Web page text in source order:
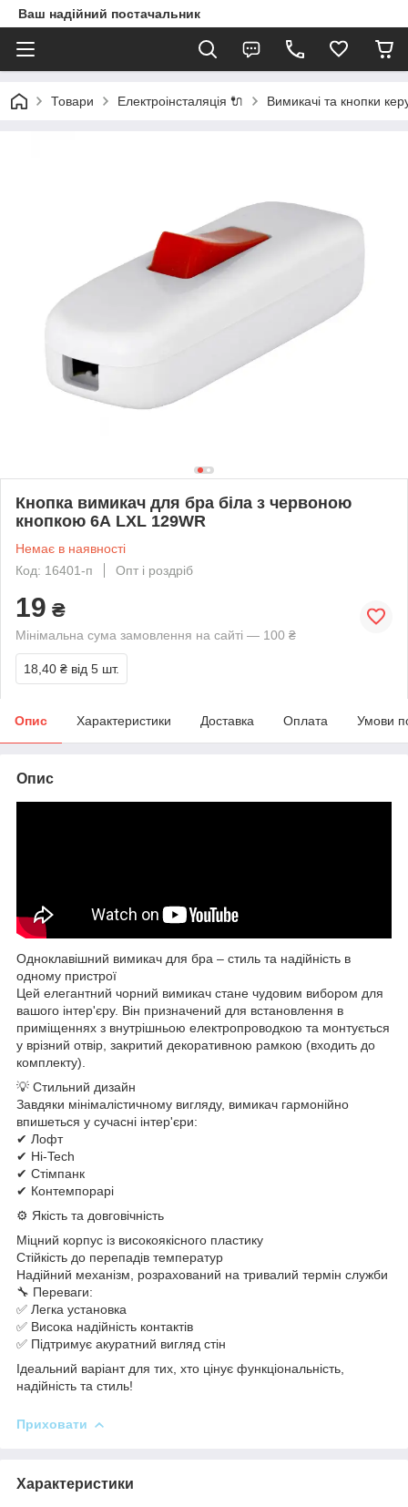
Ваш надійний постачальник
Товари Електроінсталяція 🔌 Вимикачі та кнопки
Кнопка вимикач для бра біла з червоною
кнопкою 6А LXL 129WR
Немає в наявності
Код: 16401-п
Опт і роздріб
19 ₴
Мінімальна сума замовлення на сайті — 100 ₴
18,40 ₴ від 5 шт.
Опис Характеристики Доставка Оплата Умови
Опис
Одноклавішний вимикач для бра – стиль та надійність в
одному пристрої
Цей елегантний чорний вимикач стане чудовим вибором для
вашого інтер'єру. Він призначений для встановлення в
приміщеннях з внутрішньою електропроводкою та монтується
у врізний отвір, закритий декоративною рамкою (входить до
комплекту).
💡 Стильний дизайн
Завдяки мінімалістичному вигляду, вимикач гармонійно
впишеться у сучасні інтер'єри:
✔ Лофт
✔ Hi-Tech
✔ Стімпанк
✔ Контемпорарі
⚙ Якість та довговічність
Міцний корпус із високоякісного пластику
Стійкість до перепадів температур
Надійний механізм, розрахований на тривалий термін служби
🔧 Переваги:
✅ Легка установка
✅ Висока надійність контактів
✅ Підтримує акуратний вигляд стін
Ідеальний варіант для тих, хто цінує функціональність,
надійність та стиль!
Приховати
Характеристики